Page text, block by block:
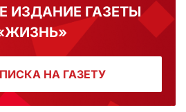
ИЗДАНИЕ ГАЗЕТЫ
НА ГАЗЕТУ